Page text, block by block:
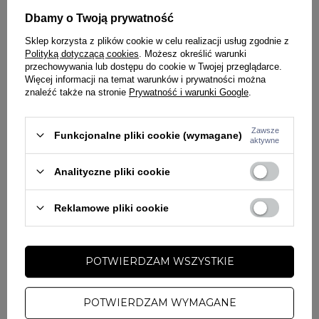
Bluza została wykonana z cienkiej, oddychającej dzianiny typu pika o
gramaturze 220 g/m². Technologia Coolmax zapewnia skuteczne
odprowadzanie wilgoci i szybkie schnięcie, co gwarantuje maksymalny
komfort noszenia. Regularny krój zapewnia swobodę ruchów, a
regulowany kaptur pozwala dopasować się do warunków
Dodatkowe detale, takie jak miękka lamówka od wewnętrznej strony
kołnierza, szerokie ściągacze przy rękawach oraz drobne silikonowe
logo na piersi, podkreślają jakość i dopracowanie każdego elementu.
Skład materiału:58% bawełna, 42% Coolmax
Rękawy zakończone ściągaczami
Bluza z kapturem regulowanym sznurkiem
Krój regularny
Wykonana z dzianiny Coolmax, która dobrze odprowadza
Logo producenta na piersi
Dbamy o Twoją prywatność
Sklep korzysta z plików cookie w celu realizacji usług zgodnie z
Polityką dotyczącą cookies . Możesz określić warunki
przechowywania lub dostępu do cookie w Twojej przeglądarce.
Więcej informacji na temat warunków i prywatności można
znaleźć także na stronie Prywatność i warunki Google
Funkcjonalne pliki cookie (wymagane)
Zawsze
aktywne
Analityczne pliki cookie
Reklamowe pliki cookie
POTWIERDZAM WYMAGANE
POTWIERDZAM WSZYSTKIE